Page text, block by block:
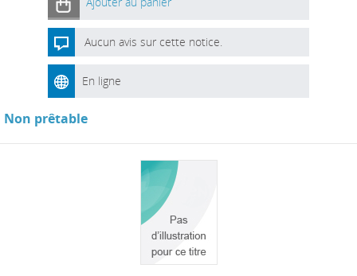
Aucun avis sur cette notice.
En ligne
Non prêtable